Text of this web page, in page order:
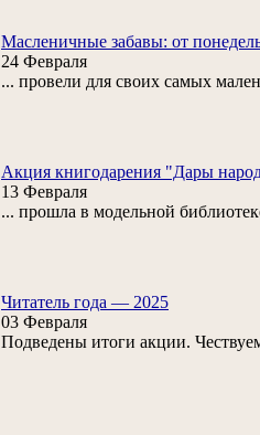
Масленичные забавы: от
24 Февраля
... провели для своих самых
Акция книгодарения "Дары
13 Февраля
... прошла в модельной
Читатель года — 2025
03 Февраля
Подведены итоги акции.